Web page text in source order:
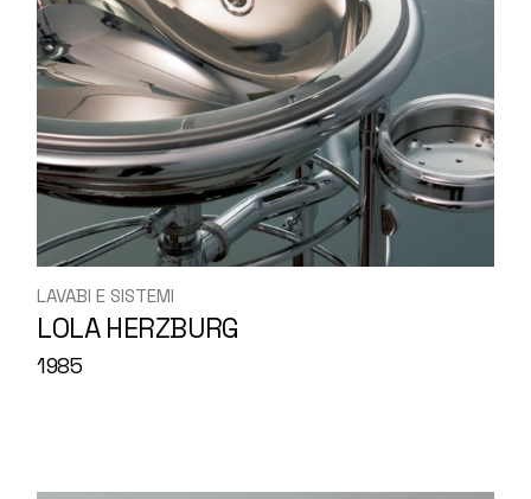
LAVABI E SISTEMI
LOLA HERZBURG
1985